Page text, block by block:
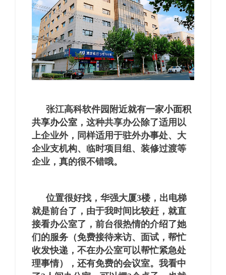
张江高科软件园附近就有一家小面积
共享办公室 ，这种共享办公除了适用以
上企业外，同样适用于驻外办事处、大
企业支机构、临时项目组、装修过渡等
企业，真的很不错哦。
位置很好找，华强大厦3楼，出电梯
就是前台了，由于我时间比较赶，就直
接看办公室了，前台很热情的介绍了她
们的服务（免费接待来访、面试，帮忙
收发快递，不在办公室可以帮忙紧急处
理事情），还有免费的会议室。我看中